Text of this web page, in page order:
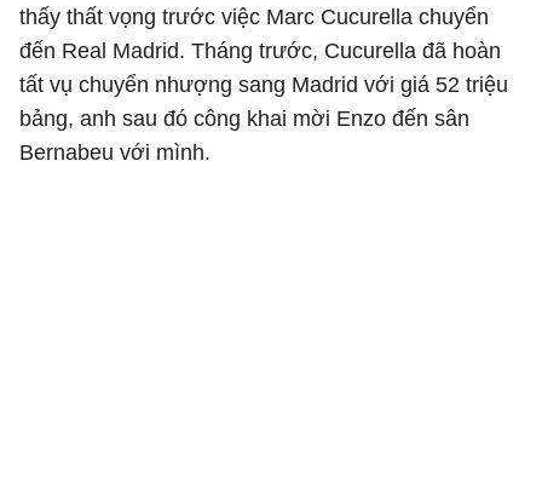
thấy thất vọng trước việc Marc Cucurella chuyển
đến Real Madrid. Tháng trước, Cucurella đã hoàn
tất vụ chuyển nhượng sang Madrid với giá 52 triệu
bảng, anh sau đó công khai mời Enzo đến sân
Bernabeu với mình.